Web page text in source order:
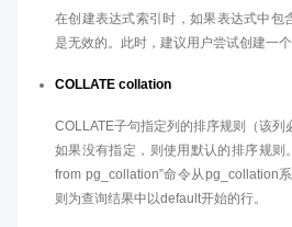
在创建表达式索引时，如果表达式中包
是无效的。此时，建议用户尝试创建一个
COLLATE collation
COLLATE子句指定列的排序规则（该列
如果没有指定，则使用默认的排序规则
from pg_collation”命令从pg_collation
则为查询结果中以default开始的行。